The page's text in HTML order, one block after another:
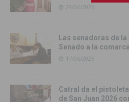
29/06/2026
Las senadoras de la
Senado a la comarca
17/06/2026
Catral da el
de San Juan 2026